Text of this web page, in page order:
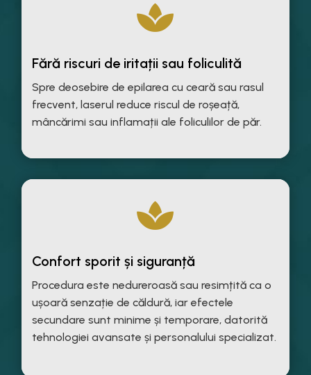

Fără riscuri de iritații sau foliculită
Spre deosebire de epilarea cu ceară sau rasul
frecvent, laserul reduce riscul de roșeață,
mâncărimi sau inflamații ale foliculilor de păr.

Confort sporit și siguranță
Procedura este nedureroasă sau resimțită ca o
ușoară senzație de căldură, iar efectele
secundare sunt minime și temporare, datorită
tehnologiei avansate și personalului specializat.